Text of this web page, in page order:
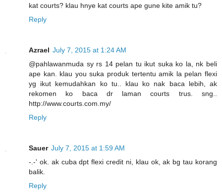
kat courts? klau hnye kat courts ape gune kite amik tu?
Reply
Azrael July 7, 2015 at 1:24 AM
@pahlawanmuda sy rs 14 pelan tu ikut suka ko la, nk beli
ape kan. klau you suka produk tertentu amik la pelan flexi
yg ikut kemudahkan ko tu.. klau ko nak baca lebih, ak
rekomen ko baca dr laman courts trus. sng..
http://www.courts.com.my/
Reply
Sauer July 7, 2015 at 1:59 AM
-.-' ok. ak cuba dpt flexi credit ni, klau ok, ak bg tau korang
balik.
Reply